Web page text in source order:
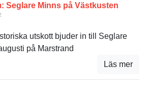
Seglare Minns på Västkusten
utskott bjuder in till Seglare
på Marstrand
Läs mer